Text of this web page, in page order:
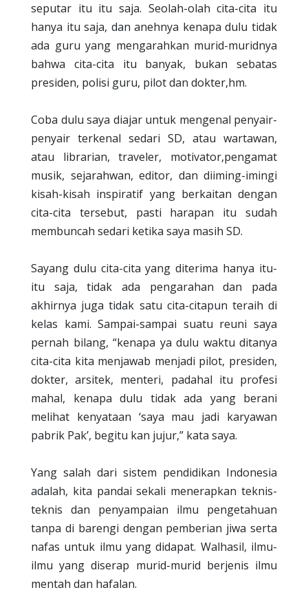
seputar itu itu saja. Seolah-olah cita-cita itu
hanya itu saja, dan anehnya kenapa dulu tidak
ada guru yang mengarahkan murid-muridnya
bahwa cita-cita itu banyak, bukan sebatas
presiden, polisi guru, pilot dan dokter,hm.
Coba dulu saya diajar untuk mengenal penyair-
penyair terkenal sedari SD, atau wartawan,
atau librarian, traveler, motivator,pengamat
musik, sejarahwan, editor, dan diiming-imingi
kisah-kisah inspiratif yang berkaitan dengan
cita-cita tersebut, pasti harapan itu sudah
membuncah sedari ketika saya masih SD.
Sayang dulu cita-cita yang diterima hanya itu-
itu saja, tidak ada pengarahan dan pada
akhirnya juga tidak satu cita-citapun teraih di
kelas kami. Sampai-sampai suatu reuni saya
pernah bilang, “kenapa ya dulu waktu ditanya
cita-cita kita menjawab menjadi pilot, presiden,
dokter, arsitek, menteri, padahal itu profesi
mahal, kenapa dulu tidak ada yang berani
melihat kenyataan ‘saya mau jadi karyawan
pabrik Pak’, begitu kan jujur,” kata saya.
Yang salah dari sistem pendidikan Indonesia
adalah, kita pandai sekali menerapkan teknis-
teknis dan penyampaian ilmu pengetahuan
tanpa di barengi dengan pemberian jiwa serta
nafas untuk ilmu yang didapat. Walhasil, ilmu-
ilmu yang diserap murid-murid berjenis ilmu
mentah dan hafalan.